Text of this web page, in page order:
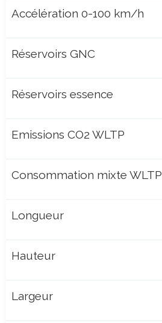
Accélération 0-100 km/h
Réservoirs GNC
Réservoirs essence
Emissions CO2 WLTP
Consommation mixte WLTP
Longueur
Hauteur
Largeur